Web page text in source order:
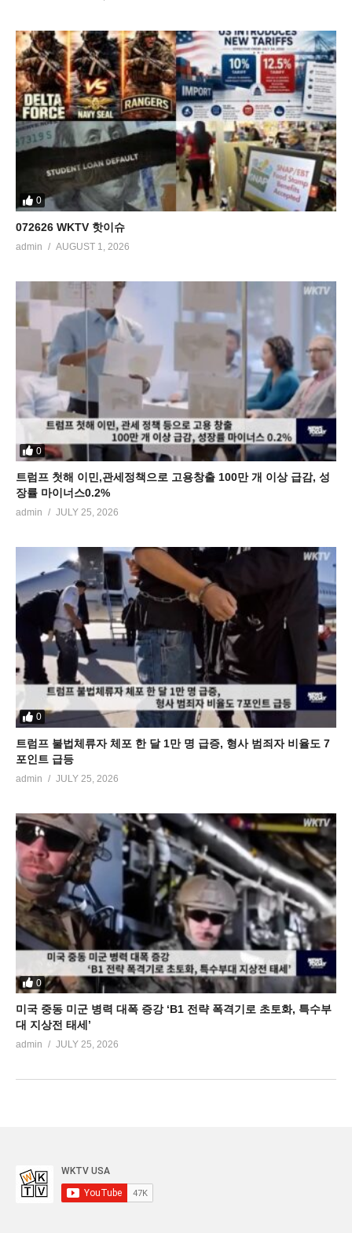
0
072626 WKTV 핫이슈
admin AUGUST 1, 2026
0
트럼프 첫해 이민,관세정책으로 고용창출 100만 개 이상 급감, 성
장률 마이너스0.2%
admin JULY 25, 2026
0
트럼프 불법체류자 체포 한 달 1만 명 급증, 형사 범죄자 비율도 7
포인트 급등
admin JULY 25, 2026
0
미국 중동 미군 병력 대폭 증강 ‘B1 전략 폭격기로 초토화, 특수부
대 지상전 태세’
admin JULY 25, 2026